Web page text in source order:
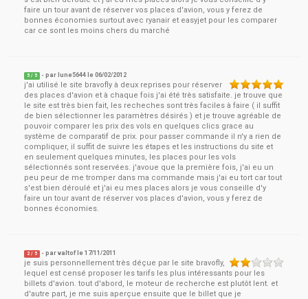
faire un tour avant de réserver vos places d'avion, vous y ferez de
bonnes économies surtout avec ryanair et easyjet pour les comparer
car ce sont les moins chers du marché
5 / 5 - par lune5644 le06/02/2012
j'ai utilisé le site bravofly à deux reprises pour réserver
des places d'avion et à chaque fois j'ai été très satisfaite. je trouve que
le site est très bien fait, les recheches sont très faciles à faire ( il suffit
de bien sélectionner les paramètres désirés ) et je trouve agréable de
pouvoir comparer les prix des vols en quelques clics grace au
système de comparatif de prix. pour passer commande il n'y a rien de
compliquer, il suffit de suivre les étapes et les instructions du site et
en seulement quelques minutes, les places pour les vols
sélectionnés sont reservées. j'avoue que la première fois, j'ai eu un
peu peur de me tromper dans ma commande mais j'ai eu tort car tout
s'est bien déroulé et j'ai eu mes places alors je vous conseille d'y
faire un tour avant de réserver vos places d'avion, vous y ferez de
bonnes économies.
2 / 5 - parvaltofle17/11/2011
je suis personnellement très déçue par le site bravofly,
lequel est censé proposer les tarifs les plus intéressants pour les
billets d'avion. tout d'abord, le moteur de recherche est plutôt lent. et
d'autre part, je me suis aperçue ensuite que le billet que je